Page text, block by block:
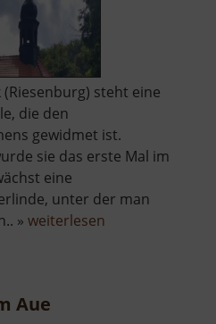
steht eine
die den
gewidmet ist.
sie das erste Mal im
eine
unter der man
» weiterlesen
Aue